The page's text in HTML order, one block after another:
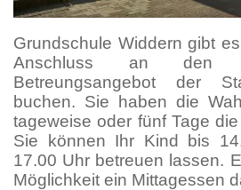
Grundschule Widdern gibt
Anschluss an den
Betreungsangebot der
buchen. Sie haben die
tageweise oder fünf Tage
Sie können Ihr Kind bis
17.00 Uhr betreuen lassen.
Möglichkeit ein Mittagessen